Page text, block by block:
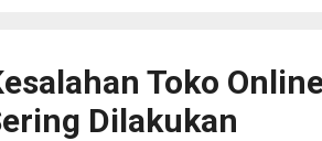
Toko
Dilakukan